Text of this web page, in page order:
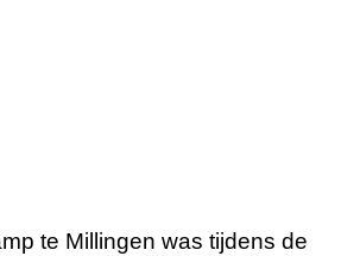
te Millingen was tijdens de